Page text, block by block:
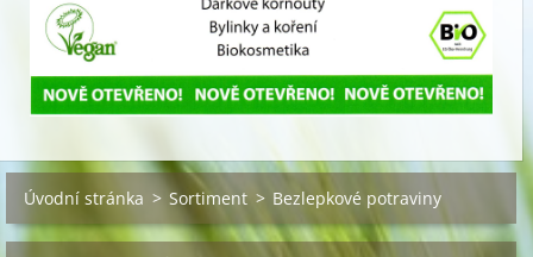
Úvodní stránka > Sortiment > Bezlepkové potraviny